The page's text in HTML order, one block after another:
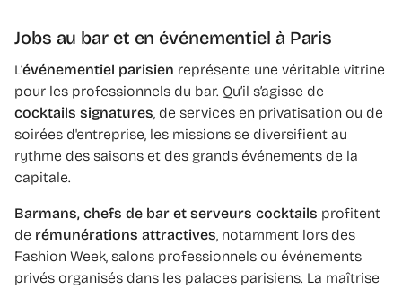
Jobs au bar et en événementiel à Paris
L’événementiel parisien représente une véritable vitrine
pour les professionnels du bar. Qu’il s’agisse de
cocktails signatures , de services en privatisation ou de
soirées d'entreprise, les missions se diversifient au
rythme des saisons et des grands événements de la
capitale.
Barmans, chefs de bar et serveurs cocktails profitent
de rémunérations attractives , notamment lors des
Fashion Week, salons professionnels ou événements
privés organisés dans les palaces parisiens. La maîtrise